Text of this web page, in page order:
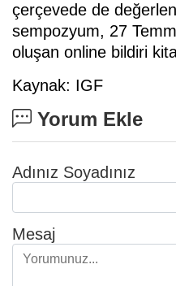
çerçevede de
sempozyum, 27
oluşan online bildiri
Kaynak: IGF
Yorum Ekle
Adınız Soyadınız
Mesaj